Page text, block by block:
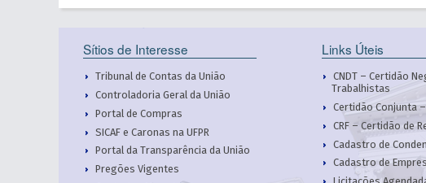
Sítios de Interesse
Tribunal de Contas da União
Controladoria Geral da União
Portal de Compras
SICAF e Caronas na UFPR
Portal da Transparência da União
Pregões Vigentes
Links Úteis
CNDT – Certidão
Trabalhistas
Certidão Conjunta –
CRF – Certidão de
Cadastro de
Cadastro de